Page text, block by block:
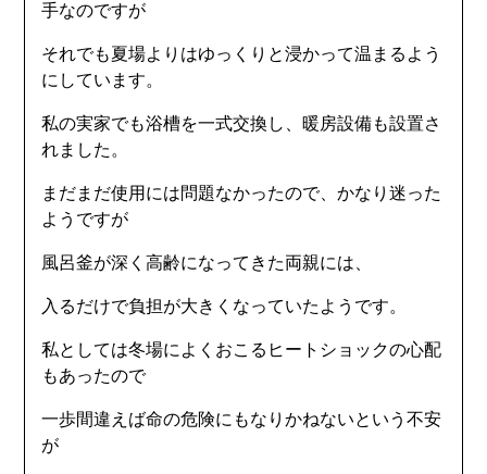
手なのですが
それでも夏場よりはゆっくりと浸かって温まるよう
にしています。
私の実家でも浴槽を一式交換し、暖房設備も設置さ
れました。
まだまだ使用には問題なかったので、かなり迷った
ようですが
風呂釜が深く高齢になってきた両親には、
入るだけで負担が大きくなっていたようです。
私としては冬場によくおこるヒートショックの心配
もあったので
一歩間違えば命の危険にもなりかねないという不安
が